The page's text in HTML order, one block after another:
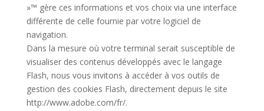
»™ gère ces informations et vos choix via une interface
différente de celle fournie par votre logiciel de
navigation.
Dans la mesure où votre terminal serait susceptible de
visualiser des contenus développés avec le langage
Flash, nous vous invitons à accéder à vos outils de
gestion des cookies Flash, directement depuis le site
http://www.adobe.com/fr/.